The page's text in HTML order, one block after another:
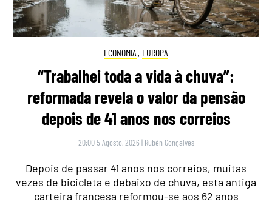
ECONOMIA , EUROPA
“Trabalhei toda a vida à chuva”:
reformada revela o valor da pensão
depois de 41 anos nos correios
20:00 5 Agosto, 2026 | Rubén Gonçalves
Depois de passar 41 anos nos correios, muitas
vezes de bicicleta e debaixo de chuva, esta antiga
carteira francesa reformou-se aos 62 anos